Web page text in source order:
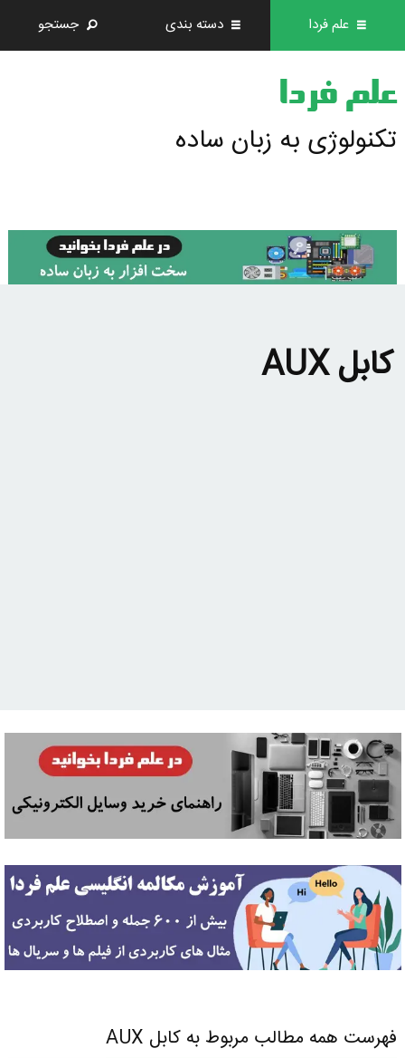
علم فردا دسته بندی جستجو
علم فردا
تکنولوژی به زبان ساده
کابل AUX
فهرست همه مطالب مربوط به کابل AUX